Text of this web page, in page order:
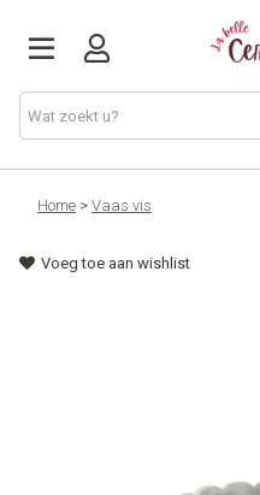
Just arrived
Juwelen & Accessoires
Home > Vaas vis
Voeg toe aan wishlist